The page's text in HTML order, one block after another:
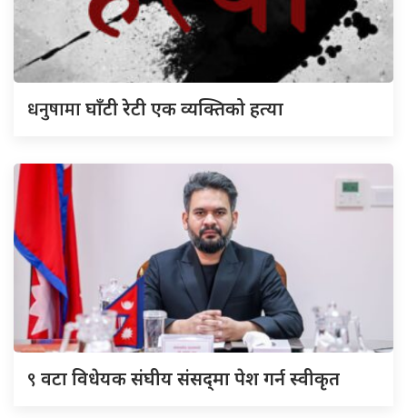
धनुषामाघाँटी रेटी एक व्यक्तिको हत्या
९ वटा विधेयक संघीय संसद्‌मा पेश गर्न स्वीकृत